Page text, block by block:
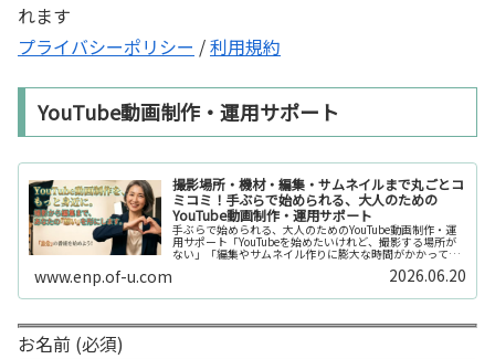
れます
プライバシーポリシー /利用規約
YouTube動画制作・運用サポート
撮影場所・機材・編集・サムネイルまで丸ごとコ
ミコミ！手ぶらで始められる、大人のための
YouTube動画制作・運用サポート
手ぶらで始められる、大人のためのYouTube動画制作・運
用サポート「YouTubeを始めたいけれど、撮影する場所が
ない」「編集やサムネイル作りに膨大な時間がかかって長
続きしない」「機材を揃えるだけで何万円もかかってしま
www.enp.of-u.com 2026.06.20
お名前 (必須)